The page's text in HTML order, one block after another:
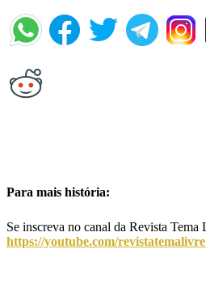
Para mais história:
Se inscreva no canal da Revista
https://youtube.com/